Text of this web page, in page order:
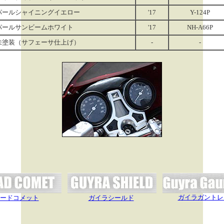
ールシャイニングイエロー
'17
Y-124P
ールサンビームホワイト
'17
NH-A66P
塗装（サフェーサ仕上げ）
- -
ドコメット ガイラシールド ガイラガント